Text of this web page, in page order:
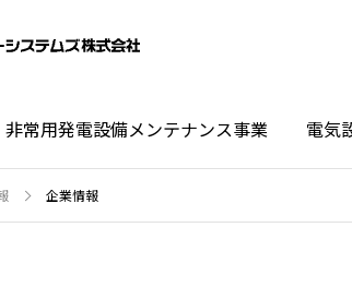
非常用発電設備メンテナンス事業 電気
企業情報